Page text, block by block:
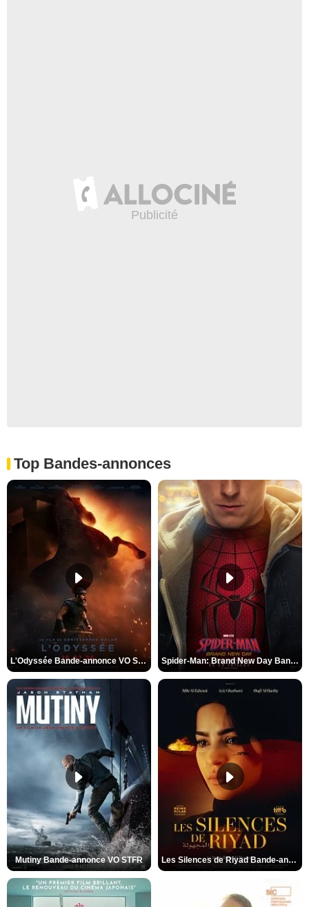
Top Bandes-annonces
L'Odyssée Bande-annonce VO STFR Spider-Man: Brand New Day Bande-annonce VO STFR
Mutiny Bande-annonce VO STFR Les Silences de Riyad Bande-annonce VO STFR